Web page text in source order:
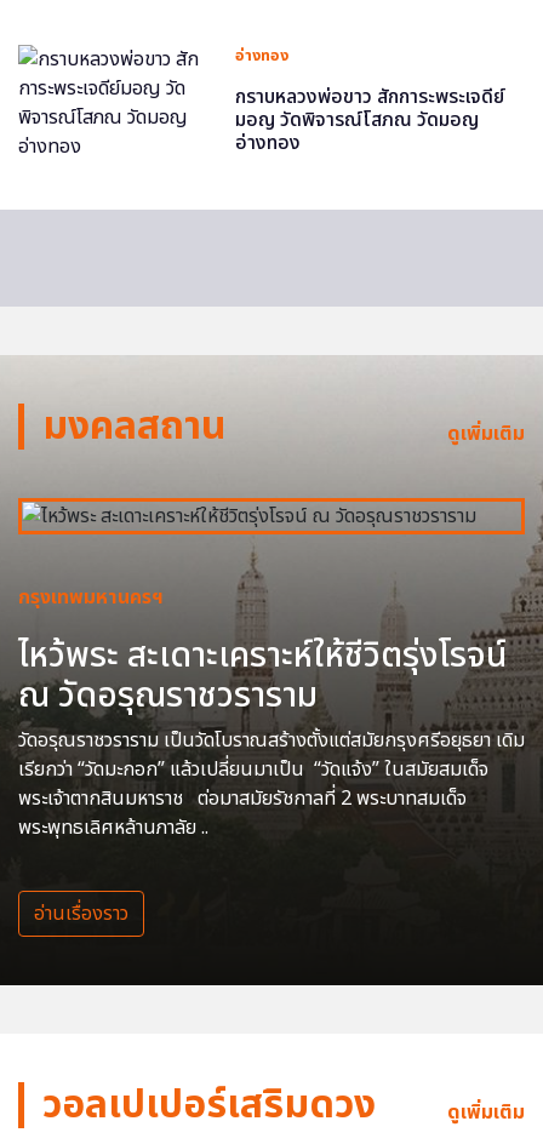
อ่างทอง
กราบหลวงพ่อขาว สักการะพระเจดีย์
มอญ วัดพิจารณ์โสภณ วัดมอญ
อ่างทอง
มงคลสถาน ดูเพิ่มเติม
กรุงเทพมหานครฯ
ไหว้พระ สะเดาะเคราะห์ให้ชีวิตรุ่งโรจน์
ณ วัดอรุณราชวราราม
วัดอรุณราชวราราม เป็นวัดโบราณสร้างตั้งแต่สมัยกรุงศรีอยุธยา เดิม
เรียกว่า “วัดมะกอก” แล้วเปลี่ยนมาเป็น “วัดแจ้ง” ในสมัยสมเด็จ
พระเจ้าตากสินมหาราช ต่อมาสมัยรัชกาลที่ 2 พระบาทสมเด็จ
พระพุทธเลิศหล้านภาลัย ..
อ่านเรื่องราว
วอลเปเปอร์เสริมดวง ดูเพิ่มเติม